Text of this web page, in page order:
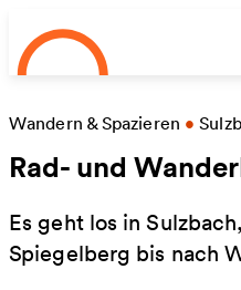
Zum Hauptinhalt springen
Wandern & Spazieren •
Rad- und
Es geht los in
Spiegelberg bis nach